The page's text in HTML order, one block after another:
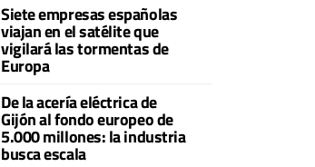
Siete empresas españolas
viajan en el satélite que
vigilará las tormentas de
Europa
De la acería eléctrica de
Gijón al fondo europeo de
5.000 millones: la industria
busca escala